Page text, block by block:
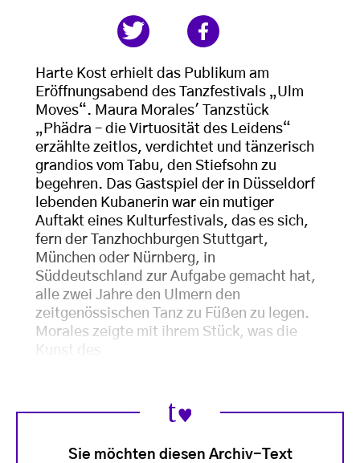
Harte Kost erhielt das Publikum am
Eröffnungsabend des Tanzfestivals „Ulm
Moves“. Maura Morales' Tanzstück
„Phädra – die Virtuosität des Leidens“
erzählte zeitlos, verdichtet und tänzerisch
grandios vom Tabu, den Stiefsohn zu
begehren. Das Gastspiel der in Düsseldorf
lebenden Kubanerin war ein mutiger
Auftakt eines Kulturfestivals, das es sich,
fern der Tanzhochburgen Stuttgart,
München oder Nürnberg, in
Süddeutschland zur Aufgabe gemacht hat,
alle zwei Jahre den Ulmern den
zeitgenössischen Tanz zu Füßen zu legen.
Morales zeigte mit ihrem Stück, was die
Kunst des
Sie möchten diesen Archiv-Text